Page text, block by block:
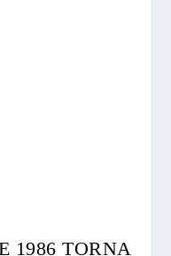
1986 TORNA